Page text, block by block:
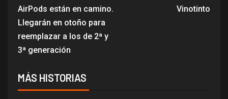
AirPods están en camino.
Llegarán en otoño para
reemplazar a los de 2ª y
3ª generación
Vinotinto
MÁS HISTORIAS